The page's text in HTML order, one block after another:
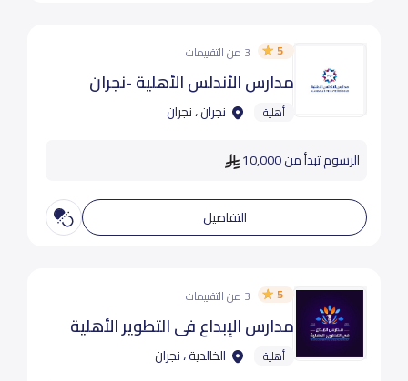
5 3 من التقييمات
مدارس الأندلس الأهلية -نجران
أهلية نجران ، نجران
الرسوم تبدأ من 10,000
التفاصيل
5 3 من التقييمات
مدارس الإبداع في التطوير الأهلية
أهلية الخالدية ، نجران